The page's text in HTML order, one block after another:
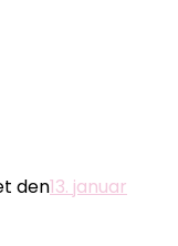
den13. januar